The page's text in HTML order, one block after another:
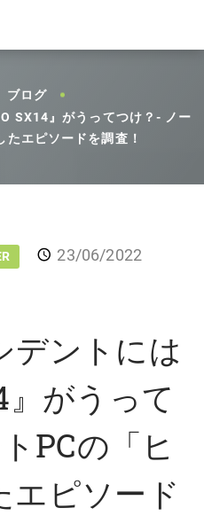
ブログ
SX14』がうってつけ？- ノー
たエピソードを調査！
23/06/2022
デントには
』がうって
PCの「ヒ
エピソード